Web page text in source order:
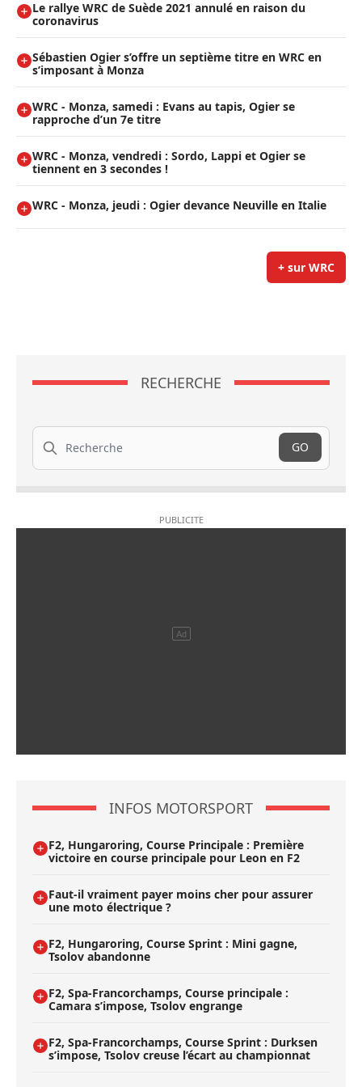
Le rallye WRC de Suède 2021 annulé en raison du
coronavirus
Sébastien Ogier s’offre un septième titre en WRC en
s’imposant à Monza
WRC - Monza, samedi : Evans au tapis, Ogier se
rapproche d’un 7e titre
WRC - Monza, vendredi : Sordo, Lappi et Ogier se
tiennent en 3 secondes !
WRC - Monza, jeudi : Ogier devance Neuville en Italie
+ sur WRC
RECHERCHE
Recherche
GO
INFOS MOTORSPORT
F2, Hungaroring, Course Principale : Première
victoire en course principale pour Leon en F2
Faut-il vraiment payer moins cher pour assurer
une moto électrique ?
F2, Hungaroring, Course Sprint : Mini gagne,
Tsolov abandonne
F2, Spa-Francorchamps, Course principale :
Camara s’impose, Tsolov engrange
F2, Spa-Francorchamps, Course Sprint : Durksen
s’impose, Tsolov creuse l’écart au championnat